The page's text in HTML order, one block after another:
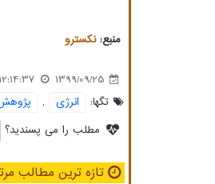
منبع:نكسترو
1399/09/25
تگها:
انرژی ,
مطلب را می پسندید؟
تازه ترین مطالب